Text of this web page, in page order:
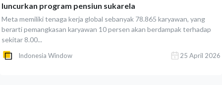
luncurkan program pensiun sukarela
Meta memiliki tenaga kerja global sebanyak 78.865 karyawan, yang
berarti pemangkasan karyawan 10 persen akan berdampak terhadap
sekitar 8.00...
Indonesia Window 25 April 2026